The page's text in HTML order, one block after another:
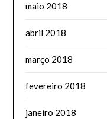
maio 2018
abril 2018
março 2018
fevereiro 2018
janeiro 2018